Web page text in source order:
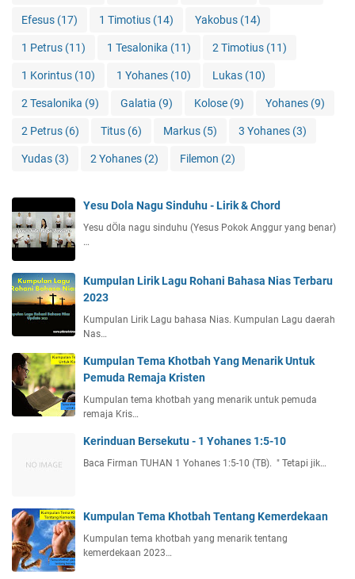
Efesus (17) 1 Timotius (14) Yakobus (14)
1 Petrus (11) 1 Tesalonika (11) 2 Timotius (11)
1 Korintus (10) 1 Yohanes (10) Lukas (10)
2 Tesalonika (9) Galatia (9) Kolose (9) Yohanes (9)
2 Petrus (6) Titus (6) Markus (5) 3 Yohanes (3)
Yudas (3) 2 Yohanes (2) Filemon (2)
Yesu Dola Nagu Sinduhu - Lirik & Chord
Yesu dÖla nagu sinduhu (Yesus Pokok Anggur yang benar)
…
Kumpulan Lirik Lagu Rohani Bahasa Nias Terbaru
2023
Kumpulan Lirik Lagu bahasa Nias. Kumpulan Lagu daerah
Nas…
Kumpulan Tema Khotbah Yang Menarik Untuk
Pemuda Remaja Kristen
Kumpulan tema khotbah yang menarik untuk pemuda
remaja Kris…
Kerinduan Bersekutu - 1 Yohanes 1:5-10
Baca Firman TUHAN 1 Yohanes 1:5-10 (TB). " Tetapi jik…
Kumpulan Tema Khotbah Tentang Kemerdekaan
Kumpulan tema khotbah yang menarik tentang
kemerdekaan 2023…